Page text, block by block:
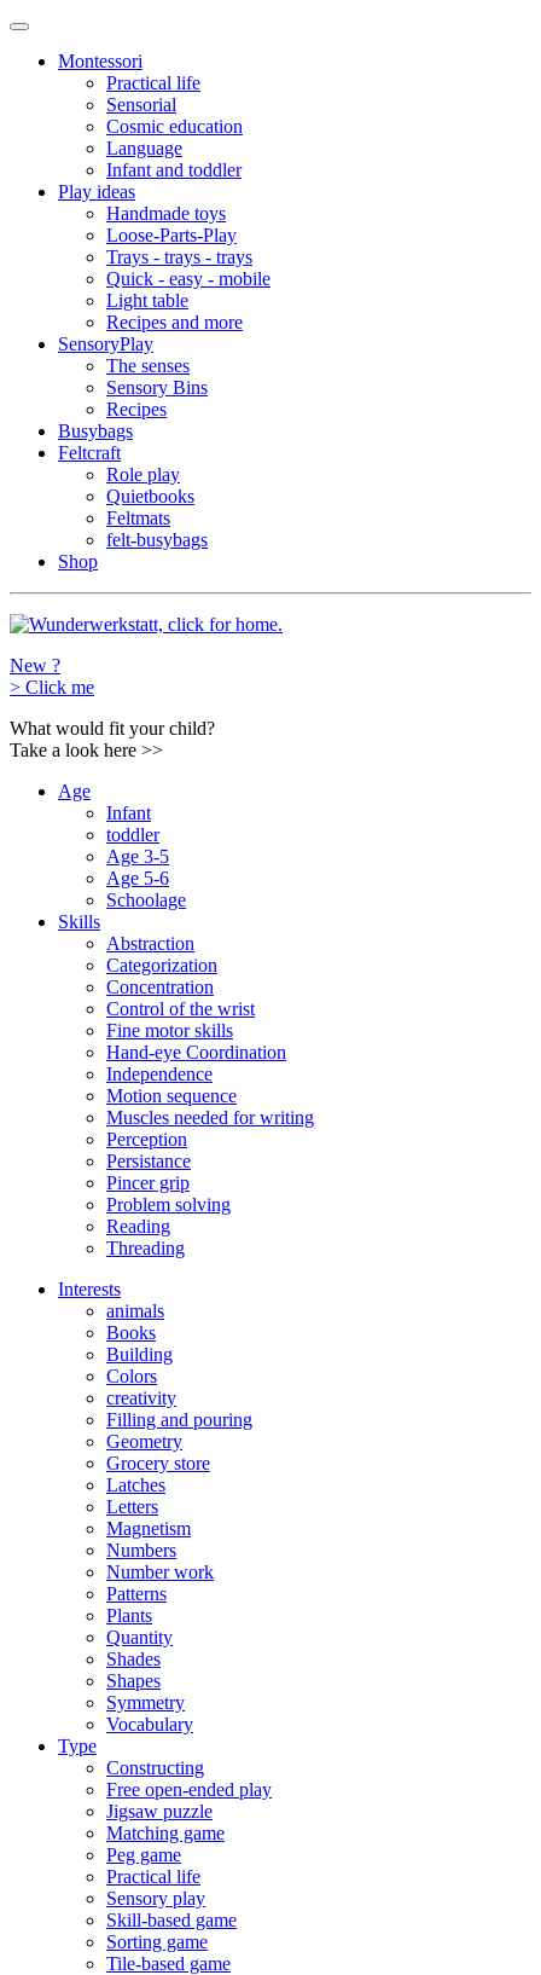
Montessori
Practical life
Sensorial
Cosmic education
Language
Infant and toddler
Play ideas
Handmade toys
Loose-Parts-Play
Trays - trays - trays
Quick - easy - mobile
Light table
Recipes and more
SensoryPlay
The senses
Sensory Bins
Recipes
Busybags
Feltcraft
Role play
Quietbooks
Feltmats
felt-busybags
Shop
New ?
> Click me
What would fit your child?
Take a look here >>
Age
Infant
toddler
Age 3-5
Age 5-6
Schoolage
Skills
Abstraction
Categorization
Concentration
Control of the wrist
Fine motor skills
Hand-eye Coordination
Independence
Motion sequence
Muscles needed for writing
Perception
Persistance
Pincer grip
Problem solving
Reading
Threading
Interests
animals
Books
Building
Colors
creativity
Filling and pouring
Geometry
Grocery store
Latches
Letters
Magnetism
Numbers
Number work
Patterns
Plants
Quantity
Shades
Shapes
Symmetry
Vocabulary
Type
Constructing
Free open-ended play
Jigsaw puzzle
Matching game
Peg game
Practical life
Sensory play
Skill-based game
Sorting game
Tile-based game